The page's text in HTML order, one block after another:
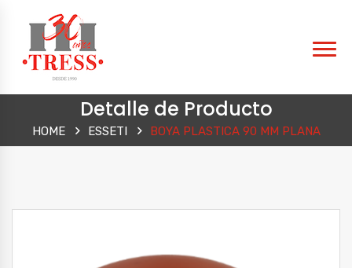
Detalle de Producto
HOME ESSETI BOYA PLASTICA 90 MM PLANA